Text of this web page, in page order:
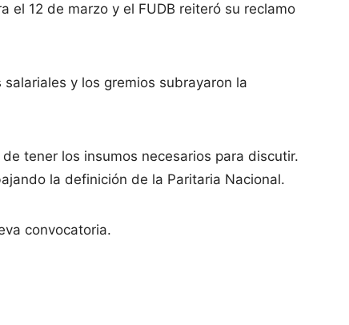
el 12 de marzo y el FUDB reiteró su reclamo
y los gremios subrayaron la
tener los insumos necesarios para discutir.
la definición de la Paritaria Nacional.
convocatoria.